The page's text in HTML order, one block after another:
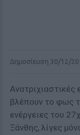
Δημοσίευση 30/12/
Ανατριχιαστικές
βλέπουν το φως
ενέργειες του
Ξάνθης, λίγες